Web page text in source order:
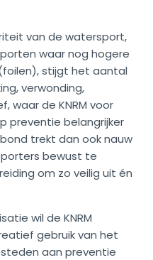
van de watersport,
waar nog hogere
stijgt het aantal
verwonding,
waar de KNRM voor
preventie belangrijker
trekt dan ook nauw
bewust te
om zo veilig uit én
wil de KNRM
gebruik van het
aan preventie